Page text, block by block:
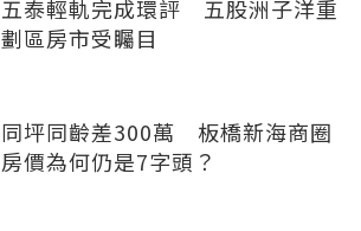
五泰輕軌完成環評 五股洲子洋重
劃區房市受矚目
同坪同齡差300萬 板橋新海商圈
房價為何仍是7字頭？